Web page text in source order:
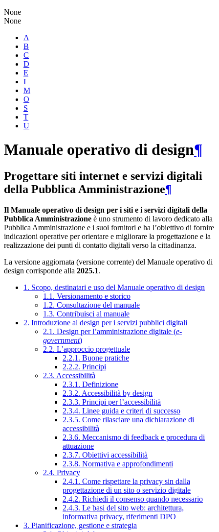
None
None
A
B
C
D
E
I
M
O
S
T
U
Manuale operativo di design¶
Progettare siti internet e servizi digitali
della Pubblica Amministrazione¶
Il Manuale operativo di design per i siti e i servizi digitali della
Pubblica Amministrazione è uno strumento di lavoro dedicato alla
Pubblica Amministrazione e i suoi fornitori e ha l’obiettivo di fornire
indicazioni operative per orientare e migliorare la progettazione e la
realizzazione dei punti di contatto digitali verso la cittadinanza.
La versione aggiornata (versione corrente) del Manuale operativo di
design corrisponde alla 2025.1.
1. Scopo, destinatari e uso del Manuale operativo di design
1.1. Versionamento e storico
1.2. Consultazione del manuale
1.3. Contribuisci al manuale
2. Introduzione al design per i servizi pubblici digitali
2.1. Design per l’amministrazione digitale (e-
government)
2.2. L’approccio progettuale
2.2.1. Buone pratiche
2.2.2. Principi
2.3. Accessibilità
2.3.1. Definizione
2.3.2. Accessibilità by design
2.3.3. Principi per l’accessibilità
2.3.4. Linee guida e criteri di successo
2.3.5. Come rilasciare una dichiarazione di
accessibilità
2.3.6. Meccanismo di feedback e procedura di
attuazione
2.3.7. Obiettivi accessibilità
2.3.8. Normativa e approfondimenti
2.4. Privacy
2.4.1. Come rispettare la privacy sin dalla
progettazione di un sito o servizio digitale
2.4.2. Richiedi il consenso quando necessario
2.4.3. Le basi del sito web: architettura,
informativa privacy, riferimenti DPO
3. Pianificazione, gestione e strategia